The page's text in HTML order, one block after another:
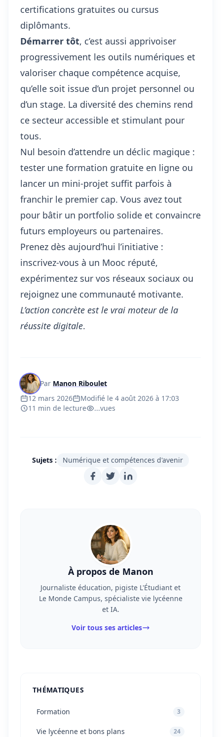
certifications gratuites ou cursus
diplômants.
Démarrer tôt, c’est aussi apprivoiser
progressivement les outils numériques et
valoriser chaque compétence acquise,
qu’elle soit issue d’un projet personnel ou
d’un stage. La diversité des chemins rend
ce secteur accessible et stimulant pour
tous.
Nul besoin d’attendre un déclic magique :
tester une formation gratuite en ligne ou
lancer un mini-projet suffit parfois à
franchir le premier cap. Vous avez tout
pour bâtir un portfolio solide et convaincre
futurs employeurs ou partenaires.
Prenez dès aujourd’hui l’initiative :
inscrivez-vous à un Mooc réputé,
expérimentez sur vos réseaux sociaux ou
rejoignez une communauté motivante.
L’action concrète est le vrai moteur de la
réussite digitale.
Par Manon Riboulet
12 mars 2026
Modifié le 4 août 2026 à 17:03
11 min de lecture
...vues
Sujets : Numérique et compétences d'avenir
À propos de Manon
Journaliste éducation, pigiste L'Étudiant et
Le Monde Campus, spécialiste vie lycéenne
et IA.
Voir tous ses articles
THÉMATIQUES
Formation 3
Vie lycéenne et bons plans 24